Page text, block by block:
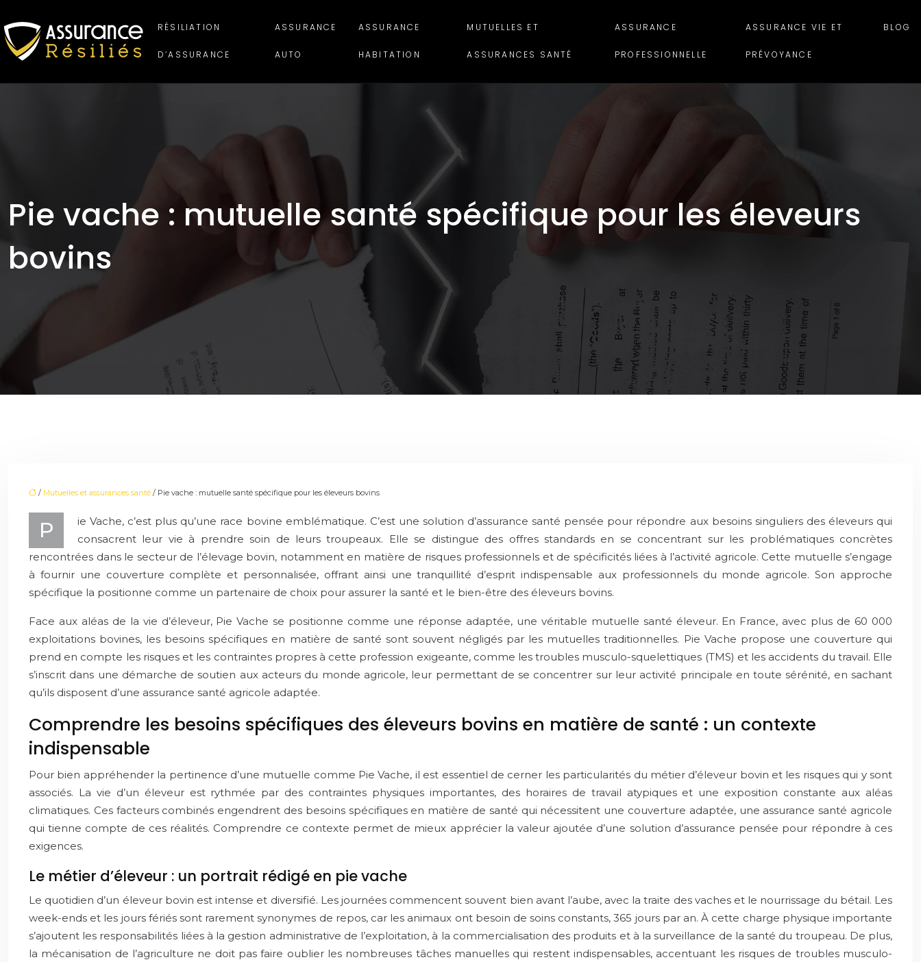
RÉSILIATION
D’ASSURANCE
ASSURANCE
AUTO
ASSURANCE
HABITATION
MUTUELLES ET
ASSURANCES SANTÉ
ASSURANCE
PROFESSIONNELLE
ASSURANCE VIE ET
PRÉVOYANCE
BLOG
Pie vache : mutuelle santé spécifique pour les éleveurs
bovins
/ Mutuelles et assurances santé / Pie vache : mutuelle santé spécifique pour les éleveurs bovins
P
ie Vache, c’est plus qu’une race bovine emblématique. C’est une solution d’assurance santé pensée pour répondre aux besoins singuliers des éleveurs qui
consacrent leur vie à prendre soin de leurs troupeaux. Elle se distingue des offres standards en se concentrant sur les problématiques concrètes
rencontrées dans le secteur de l’élevage bovin, notamment en matière de risques professionnels et de spécificités liées à l’activité agricole. Cette mutuelle s’engage
à fournir une couverture complète et personnalisée, offrant ainsi une tranquillité d’esprit indispensable aux professionnels du monde agricole. Son approche
spécifique la positionne comme un partenaire de choix pour assurer la santé et le bien-être des éleveurs bovins.
Face aux aléas de la vie d’éleveur, Pie Vache se positionne comme une réponse adaptée, une véritable mutuelle santé éleveur. En France, avec plus de 60 000
exploitations bovines, les besoins spécifiques en matière de santé sont souvent négligés par les mutuelles traditionnelles. Pie Vache propose une couverture qui
prend en compte les risques et les contraintes propres à cette profession exigeante, comme les troubles musculo-squelettiques (TMS) et les accidents du travail. Elle
s’inscrit dans une démarche de soutien aux acteurs du monde agricole, leur permettant de se concentrer sur leur activité principale en toute sérénité, en sachant
qu’ils disposent d’une assurance santé agricole adaptée.
Comprendre les besoins spécifiques des éleveurs bovins en matière de santé : un contexte
indispensable
Pour bien appréhender la pertinence d’une mutuelle comme Pie Vache, il est essentiel de cerner les particularités du métier d’éleveur bovin et les risques qui y sont
associés. La vie d’un éleveur est rythmée par des contraintes physiques importantes, des horaires de travail atypiques et une exposition constante aux aléas
climatiques. Ces facteurs combinés engendrent des besoins spécifiques en matière de santé qui nécessitent une couverture adaptée, une assurance santé agricole
qui tienne compte de ces réalités. Comprendre ce contexte permet de mieux apprécier la valeur ajoutée d’une solution d’assurance pensée pour répondre à ces
exigences.
Le métier d’éleveur : un portrait rédigé en pie vache
Le quotidien d’un éleveur bovin est intense et diversifié. Les journées commencent souvent bien avant l’aube, avec la traite des vaches et le nourrissage du bétail. Les
week-ends et les jours fériés sont rarement synonymes de repos, car les animaux ont besoin de soins constants, 365 jours par an. À cette charge physique importante
s’ajoutent les responsabilités liées à la gestion administrative de l’exploitation, à la commercialisation des produits et à la surveillance de la santé du troupeau. De plus,
la mécanisation de l’agriculture ne doit pas faire oublier les nombreuses tâches manuelles qui restent indispensables, accentuant les risques de troubles musculo-